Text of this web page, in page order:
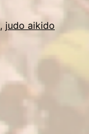
, judo aikido